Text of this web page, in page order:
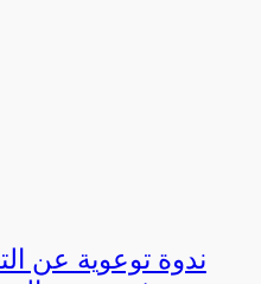
ندوة توعوية عن